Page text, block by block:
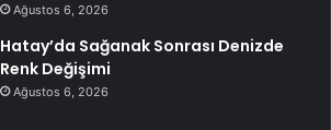
Ağustos 6, 2026
Hatay’da Sağanak Sonrası Denizde
Renk Değişimi
Ağustos 6, 2026